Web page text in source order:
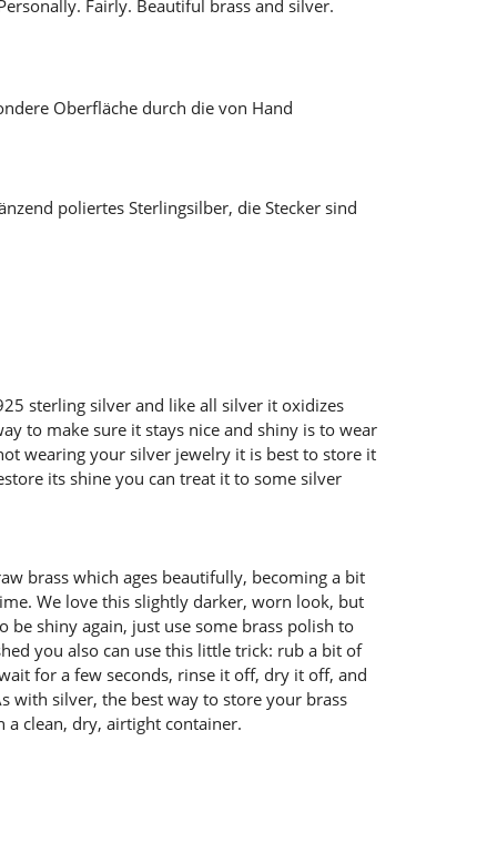
Fairly. Beautiful brass and silver.
Oberfläche durch die von Hand
poliertes Sterlingsilber, die Stecker sind
sterling silver and like all silver it oxidizes
to make sure it stays nice and shiny is to wear
wearing your silver jewelry it is best to store it
its shine you can treat it to some silver
brass which ages beautifully, becoming a bit
We love this slightly darker, worn look, but
be shiny again, just use some brass polish to
you also can use this little trick: rub a bit of
for a few seconds, rinse it off, dry it off, and
with silver, the best way to store your brass
clean, dry, airtight container.